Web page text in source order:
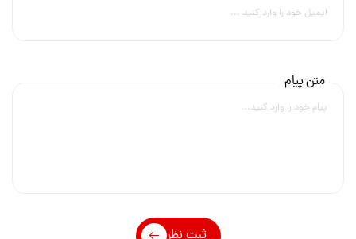
پرسنل سخت‌کوش مبارک باد. ما متعهدیم که در کنار گروه صنعتی گلرنگ، این
نوین زعفران، طلای سرخ جهان
متن پیام